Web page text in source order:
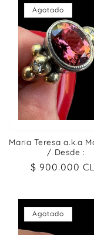
Agotado
Maria Teresa a.k.a
/ Desde :
Precio
$ 900.000
Agotado